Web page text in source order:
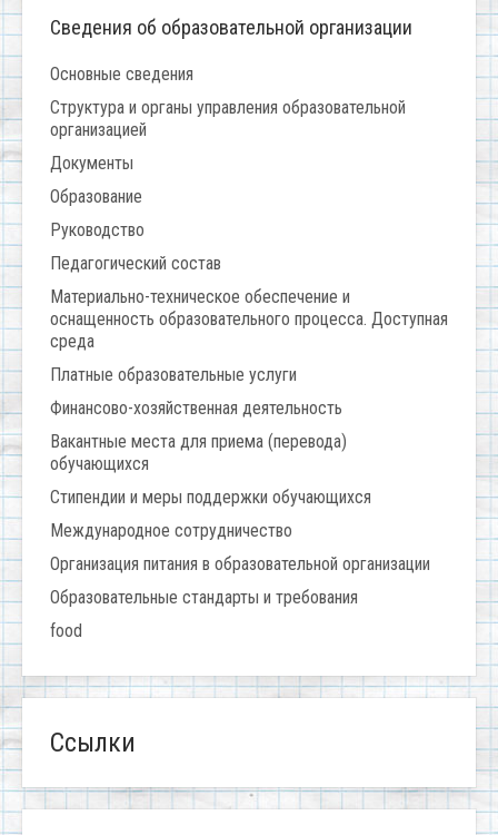
Сведения об образовательной организации
Основные сведения
Структура и органы управления образовательной
организацией
Документы
Образование
Руководство
Педагогический состав
Материально-техническое обеспечение и
оснащенность образовательного процесса. Доступная
среда
Платные образовательные услуги
Финансово-хозяйственная деятельность
Вакантные места для приема (перевода)
обучающихся
Стипендии и меры поддержки обучающихся
Международное сотрудничество
Организация питания в образовательной организации
Образовательные стандарты и требования
food
Ссылки